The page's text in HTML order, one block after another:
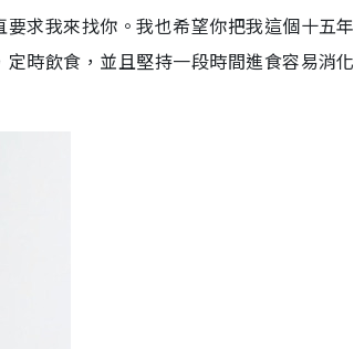
求我來找你。我也希望你把我這個十五年
時飲食，並且堅持一段時間進食容易消化